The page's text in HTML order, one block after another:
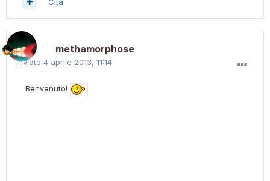
methamorphose
Inviato 4 aprile 2013, 11:14
Benvenuto!